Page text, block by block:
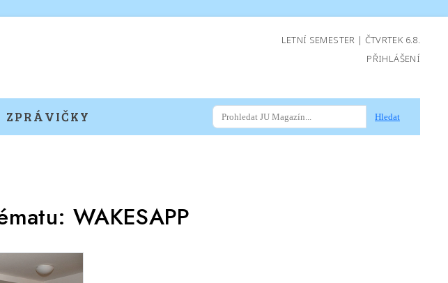
LETNÍ SEMESTER | ČTVRTEK 6.8.
PŘIHLÁŠENÍ
ZPRÁVIČKY Hledat
WAKESAPP